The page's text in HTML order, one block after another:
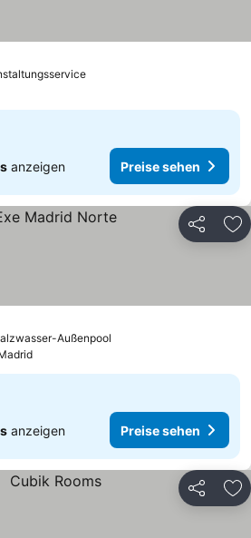
Preise sehen
anzeigen Preise sehen
Teilen
Außenpool
anzeigen Preise sehen
Teilen